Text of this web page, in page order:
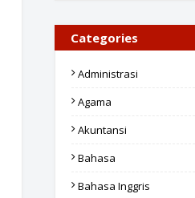
Categories
Administrasi
Agama
Akuntansi
Bahasa
Bahasa Inggris